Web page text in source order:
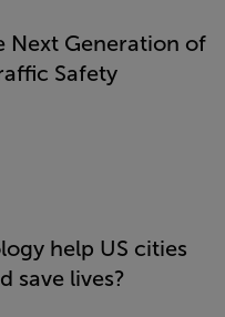
Next Generation of
Safety
help US cities
save lives?